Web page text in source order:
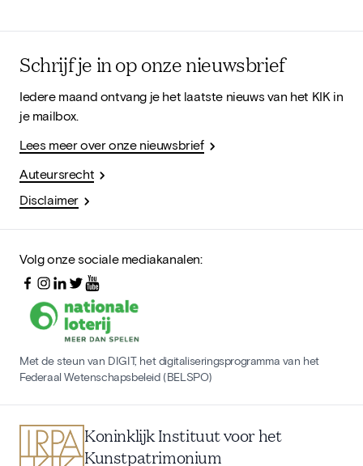
Schrijf je in op onze nieuwsbrief
Iedere maand ontvang je het laatste nieuws van het KIK in
je mailbox.
Lees meer over onze nieuwsbrief
Auteursrecht
Disclaimer
Volg onze sociale mediakanalen:
Met de steun van DIGIT, het digitaliseringsprogramma van het
Federaal Wetenschapsbeleid (BELSPO)
Koninklijk Instituut voor het
Kunstpatrimonium